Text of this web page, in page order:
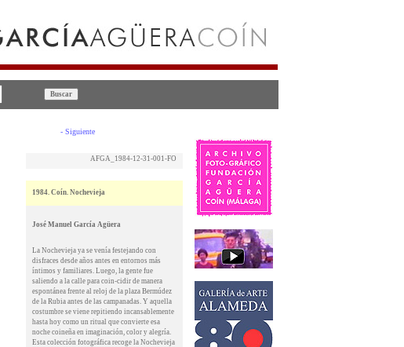
- Siguiente
AFGA_1984-12-31-001-FO
1984. Coín. Nochevieja
José Manuel García Agüera
La Nochevieja ya se venía festejando con
disfraces desde años antes en entornos más
íntimos y familiares. Luego, la gente fue
saliendo a la calle para coin-cidir de manera
espontánea frente al reloj de la plaza Bermúdez
de la Rubia antes de las campanadas. Y aquella
costumbre se viene repitiendo incansablemente
hasta hoy como un ritual que convierte esa
noche coineña en imaginación, color y alegría.
Esta colección fotográfica recoge la Nochevieja